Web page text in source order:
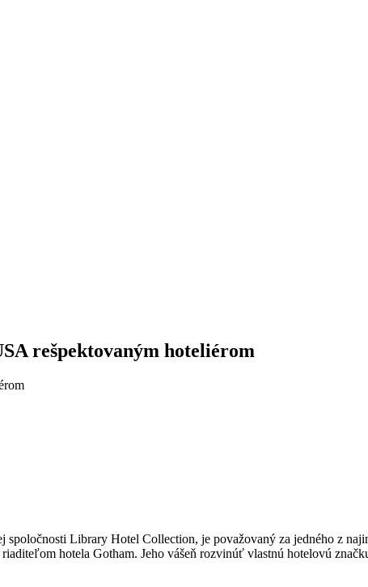
rešpektovaným hoteliérom
spoločnosti Library Hotel Collection, je považovaný za jedného z
hotela Gotham. Jeho vášeň rozvinúť vlastnú hotelovú